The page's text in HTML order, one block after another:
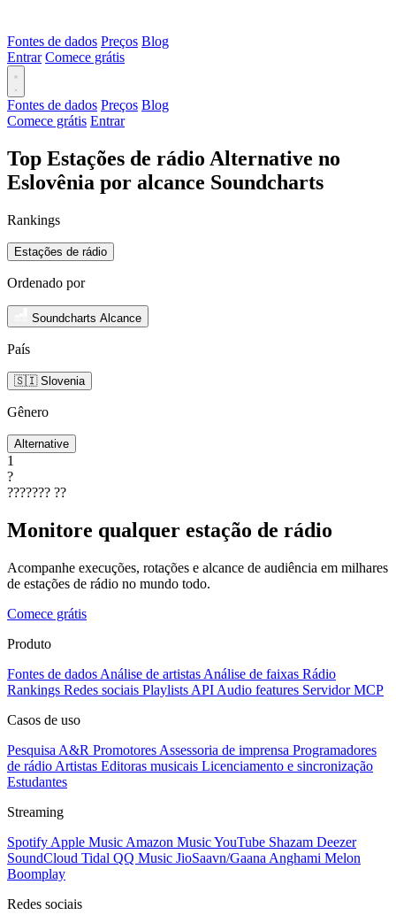
Fontes de dados Preços Blog
Entrar Comece grátis
Fontes de dados Preços Blog
Comece grátis Entrar
Top Estações de rádio Alternative no
Eslovênia por alcance Soundcharts
Rankings
Estações de rádio
Ordenado por
Soundcharts Alcance
País
🇸🇮 Slovenia
Gênero
Alternative
1
?
??????? ??
Monitore qualquer estação de rádio
Acompanhe execuções, rotações e alcance de audiência em milhares
de estações de rádio no mundo todo.
Comece grátis
Produto
Fontes de dados Análise de artistas Análise de faixas Rádio
Rankings Redes sociais Playlists API Audio features Servidor MCP
Casos de uso
Pesquisa A&R Promotores Assessoria de imprensa Programadores
de rádio Artistas Editoras musicais Licenciamento e sincronização
Estudantes
Streaming
Spotify Apple Music Amazon MusicYouTube Shazam Deezer
SoundCloud Tidal QQ Music JioSaavn/Gaana Anghami Melon
Boomplay
Redes sociais